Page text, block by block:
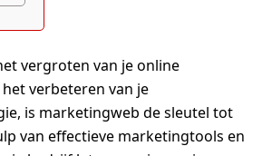
vergroten van je online
verbeteren van je
is marketingweb de sleutel tot
van effectieve marketingtools en